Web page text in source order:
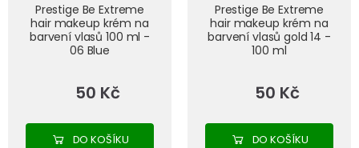
Prestige Be Extreme
hair makeup krém na
barvení vlasů 100 ml -
06 Blue
50 Kč
DO KOŠÍKU
Prestige Be Extreme
hair makeup krém na
barvení vlasů gold 14 -
100 ml
50 Kč
DO KOŠÍKU